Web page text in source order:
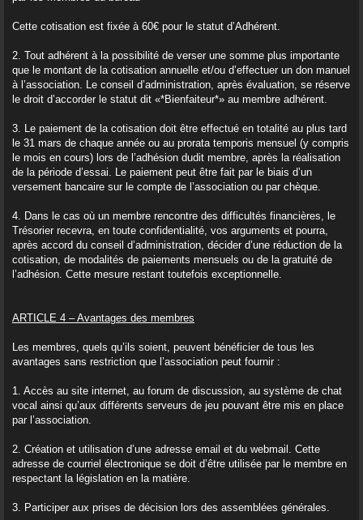
Cette cotisation est fixée à 60€ pour le statut d’Adhérent.
2. Tout adhérent à la possibilité de verser une somme plus importante
que le montant de la cotisation annuelle et/ou d’effectuer un don manuel
à l’association. Le conseil d’administration, après évaluation, se réserve
le droit d’accorder le statut dit «*Bienfaiteur*» au membre adhérent.
3. Le paiement de la cotisation doit être effectué en totalité au plus tard
le 31 mars de chaque année ou au prorata temporis mensuel (y compris
le mois en cours) lors de l’adhésion dudit membre, après la réalisation
de la période d’essai. Le paiement peut être fait par le biais d’un
versement bancaire sur le compte de l’association ou par chèque.
4. Dans le cas où un membre rencontre des difficultés financières, le
Trésorier recevra, en toute confidentialité, vos arguments et pourra,
après accord du conseil d’administration, décider d’une réduction de la
cotisation, de modalités de paiements mensuels ou de la gratuité de
l’adhésion. Cette mesure restant toutefois exceptionnelle.
ARTICLE 4 – Avantages des membres
Les membres, quels qu’ils soient, peuvent bénéficier de tous les
avantages sans restriction que l’association peut fournir :
1. Accès au site internet, au forum de discussion, au système de chat
vocal ainsi qu’aux différents serveurs de jeu pouvant être mis en place
par l’association.
2. Création et utilisation d’une adresse email et du webmail. Cette
adresse de courriel électronique se doit d’être utilisée par le membre en
respectant la législation en la matière.
3. Participer aux prises de décision lors des assemblées générales.